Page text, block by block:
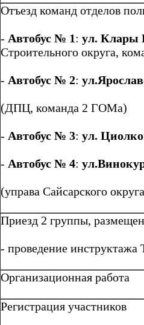
Отъезд команд отделов
- Автобус № 1: ул. Клары
Строительного округа,
- Автобус № 2:
(ДПЦ, команда 2 ГОМа)
- Автобус № 3: ул.
- Автобус № 4:
(управа Сайсарского
Приезд 2 группы,
- проведение
Организационная работа
Регистрация участников